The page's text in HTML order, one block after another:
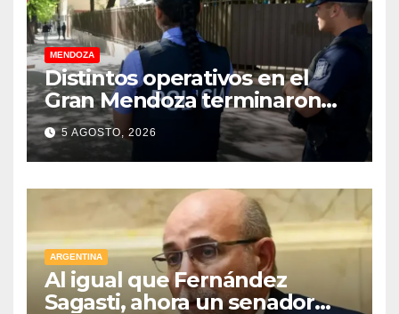
MENDOZA
Distintos operativos en el
Gran Mendoza terminaron
con cuatro delincuentes
detenidos
5 AGOSTO, 2026
ARGENTINA
Al igual que Fernández
Sagasti, ahora un senador